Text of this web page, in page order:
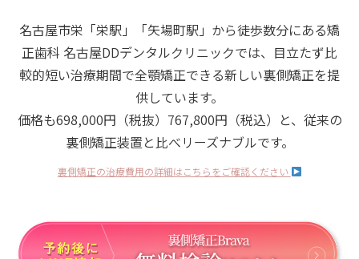
名古屋市栄「栄駅」「矢場町駅」から徒歩数分にある矯
正歯科 名古屋DDデンタルクリニックでは、 目立たず比
較的短い治療期間で全顎矯正できる新しい裏側矯正を提
供しています。
価格も698,000円（税抜）767,800円（税込）と、従来の
裏側矯正装置と比べリーズナブルです。
裏側矯正の治療費用の詳細はこちらをご確認ください